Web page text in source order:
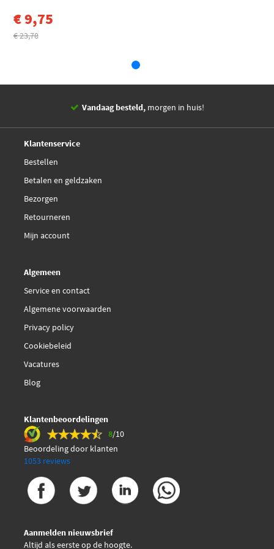
€ 9,75
€ 23,78
Vandaag besteld, morgen in huis!
Klantenservice
Bestellen
Betalen en geldzaken
Bezorgen
Retourneren
Mijn account
Algemeen
Service en contact
Algemene voorwaarden
Privacy policy
Cookiebeleid
Vacatures
Blog
Klantenbeoordelingen
8/10
Beoordeling door klanten
1053 reviews
Aanmelden nieuwsbrief
Altijd als eerste op de hoogte.